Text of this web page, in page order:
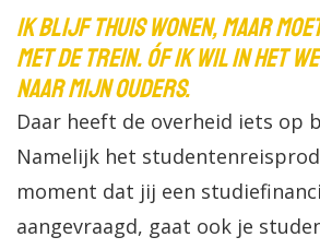
Ik blijf thuis wonen, maar
met de trein. Óf ik wil in het
naar mijn ouders.
Daar heeft de overheid iets op
Namelijk het
moment dat jij een
aangevraagd, gaat ook je